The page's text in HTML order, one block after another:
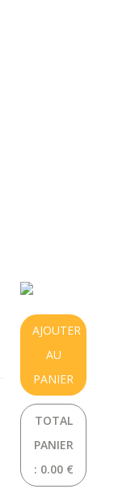
AJOUTER
AU
PANIER
TOTAL
PANIER
: 0.00 €